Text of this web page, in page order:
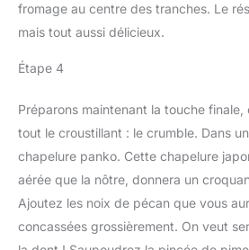
fromage au centre des tranches. Le
mais tout aussi délicieux.
Étape 4
Préparons maintenant la touche
tout le croustillant : le crumble. Dans
chapelure panko. Cette chapelure
aérée que la nôtre, donnera un
Ajoutez les noix de pécan que vous
concassées grossièrement. On veut